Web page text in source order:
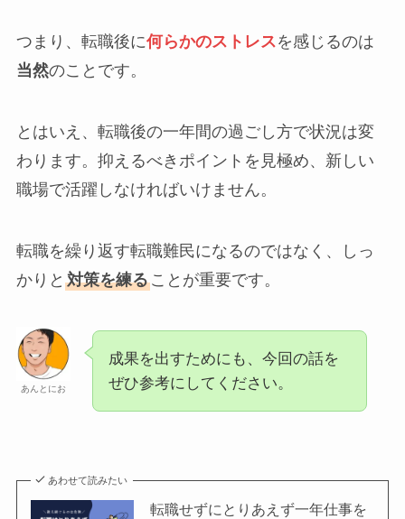
つまり、転職後に何らかのストレスを感じるのは
当然のことです。
とはいえ、転職後の一年間の過ごし方で状況は変
わります。抑えるべきポイントを見極め、新しい
職場で活躍しなければいけません。
転職を繰り返す転職難民になるのではなく、しっ
かりと 対策を練ることが重要です。
あんとにお
成果を出すためにも、今回の話を
ぜひ参考にしてください。
あわせて読みたい
転職せずにとりあえず一年仕事を